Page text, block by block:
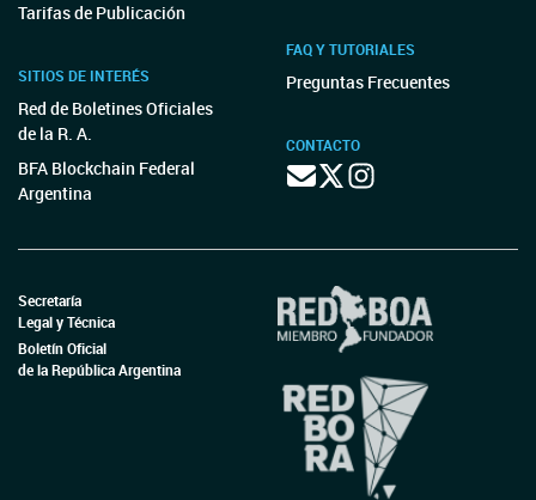
Tarifas de Publicación
SITIOS DE INTERÉS
Red de Boletines Oficiales
de la R. A.
BFA Blockchain Federal
Argentina
FAQ Y TUTORIALES
Preguntas Frecuentes
CONTACTO
Secretaría
Legal y Técnica
Boletín Oficial
de la República Argentina